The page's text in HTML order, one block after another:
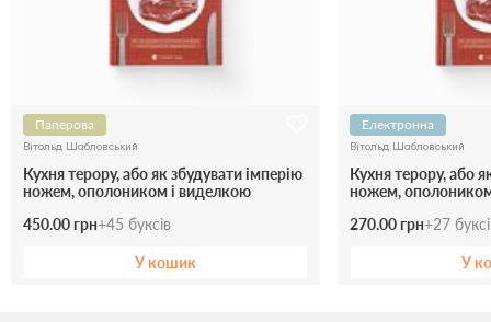
Паперова
Вітольд Шабловський
Кухня терору, або як збудувати імперію
ножем, ополоником і виделкою
450.00 грн+45 буксів
У кошик
Електронна
Вітольд Шабловський
Кухня терору, або
ножем,
270.00 грн+27
У